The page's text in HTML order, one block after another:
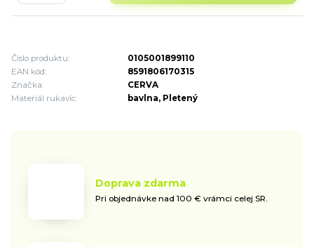
Číslo produktu:
0105001899110
EAN kód:
8591806170315
Značka:
CERVA
Materiál rukavíc:
bavlna, Pletený
Doprava zdarma
Pri objednávke nad 100 € vrámci celej SR.